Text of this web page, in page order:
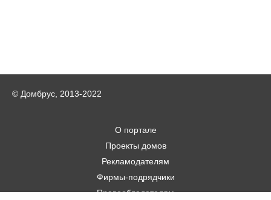
© Домбрус, 2013-2022
О портале
Проекты домов
Рекламодателям
Фирмы-подрядчики
Правообладателям